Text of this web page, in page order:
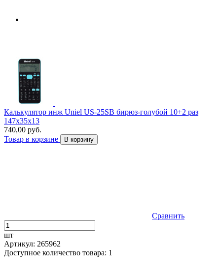
Калькулятор инж Uniel US-25SB бирюз-голубой 10+2 раз
147x35x13
740,00 руб.
Товар в корзине
В корзину
Сравнить
шт
Артикул: 265962
Доступное количество товара: 1